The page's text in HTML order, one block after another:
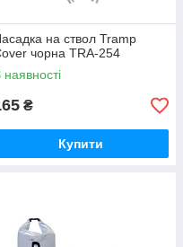
на ствол Tramp
чорна TRA-254
наявності
₴
Купити